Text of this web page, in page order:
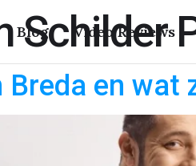
Blog Video Reviews
Schilder
en wat